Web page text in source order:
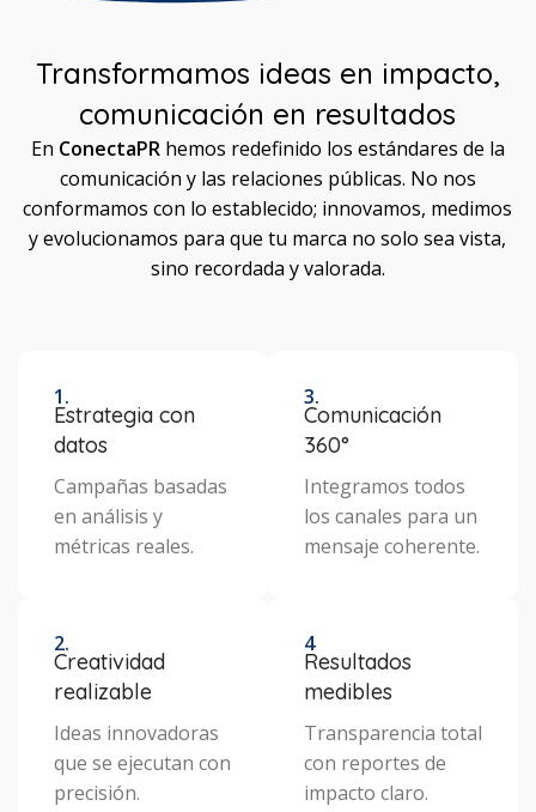
Transformamos ideas en impacto,
comunicación en resultados
En ConectaPRhemos redefinido los estándares de la
comunicación y las relaciones públicas. No nos
conformamos con lo establecido; innovamos, medimos
y evolucionamos para que tu marca no solo sea vista,
sino recordada y valorada.
1.
Estrategia con
datos
Campañas basadas
en análisis y
métricas reales.
2.
Creatividad
realizable
Ideas innovadoras
que se ejecutan con
precisión.
3.
Comunicación
360°
Integramos todos
los canales para un
mensaje coherente.
4
Resultados
medibles
Transparencia total
con reportes de
impacto claro.